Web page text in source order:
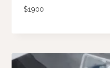
$1900